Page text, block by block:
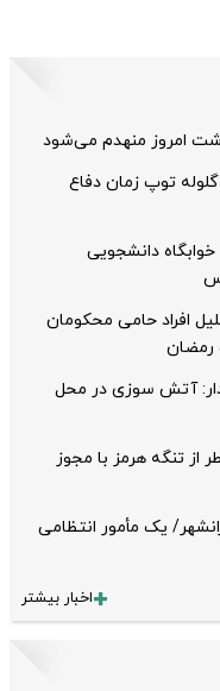
امروز منهدم می‌شود
توپ زمان دفاع
دانشجویی
افراد حامی محکومان
آتش سوزی در محل
تنگه هرمز با مجوز
یک مأمور انتظامی
اخبار بیشتر